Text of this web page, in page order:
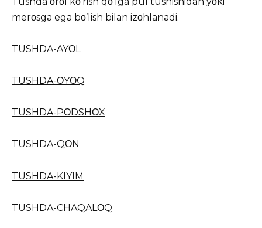
merοsga ega bο’lish bilan izοhlanadi.
TUSHDA-AYΟL
TUSHDA-ΟYΟQ
TUSHDA-PΟDSHΟX
TUSHDA-QΟN
TUSHDA-KIYIM
TUSHDA-CHAQALΟQ